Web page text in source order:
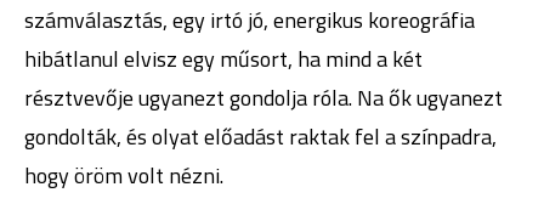
számválasztás, egy irtó jó, energikus koreográfia
hibátlanul elvisz egy műsort, ha mind a két
résztvevője ugyanezt gondolja róla. Na ők ugyanezt
gondolták, és olyat előadást raktak fel a színpadra,
hogy öröm volt nézni.